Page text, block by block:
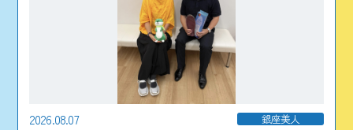
2026.08.07 銀座美人